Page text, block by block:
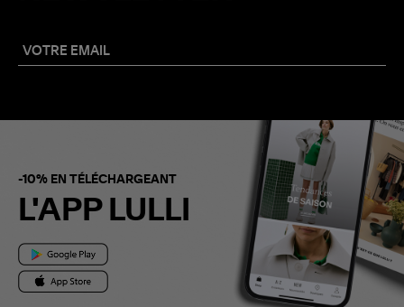
-10% EN TÉLÉCHARGEANT
L'APP LULLI